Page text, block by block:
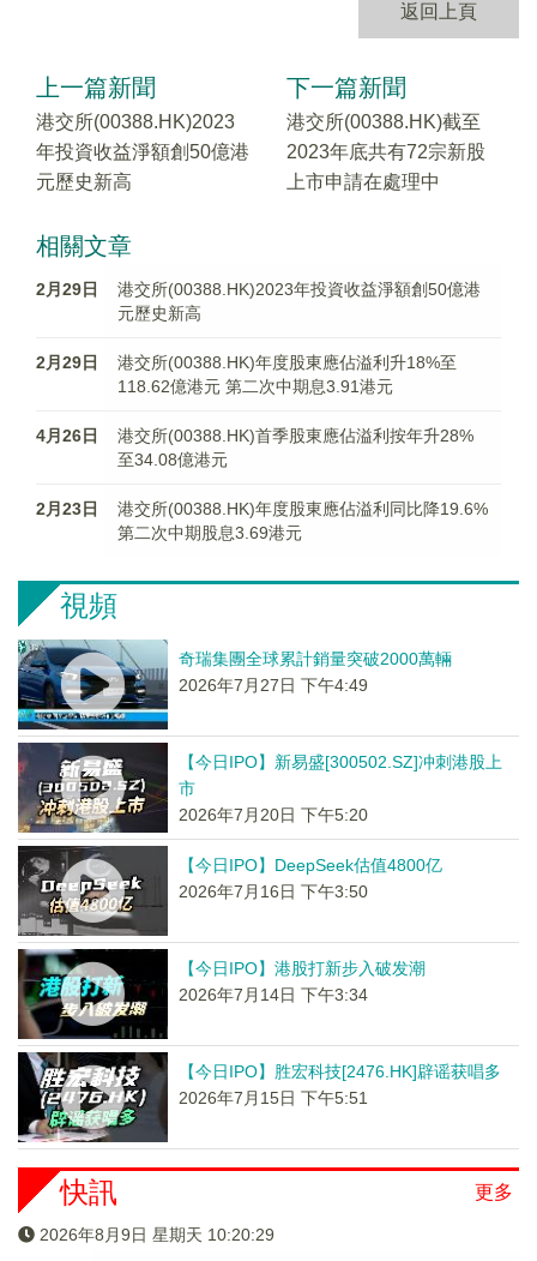
返回上頁
上一篇新聞
港交所(00388.HK)2023
年投資收益淨額創50億港
元歷史新高
下一篇新聞
港交所(00388.HK)截至
2023年底共有72宗新股
上市申請在處理中
相關文章
2月29日
港交所(00388.HK)2023年投資收益淨額創50億港
元歷史新高
2月29日
港交所(00388.HK)年度股東應佔溢利升18%至
118.62億港元 第二次中期息3.91港元
4月26日
港交所(00388.HK)首季股東應佔溢利按年升28%
至34.08億港元
2月23日
港交所(00388.HK)年度股東應佔溢利同比降19.6%
第二次中期股息3.69港元
視頻
奇瑞集團全球累計銷量突破2000萬輛
2026年7月27日 下午4:49
【今日IPO】新易盛[300502.SZ]冲刺港股上
市
2026年7月20日 下午5:20
【今日IPO】DeepSeek估值4800亿
2026年7月16日 下午3:50
【今日IPO】港股打新步入破发潮
2026年7月14日 下午3:34
【今日IPO】胜宏科技[2476.HK]辟谣获唱多
2026年7月15日 下午5:51
更多
快訊
2026年8月9日 星期天 10:20:29